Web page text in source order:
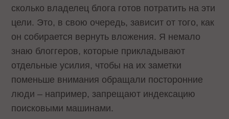
сколько владелец блога готов потратить на эти
цели. Это, в свою очередь, зависит от того, как
он собирается вернуть вложения. Я немало
знаю блоггеров, которые прикладывают
отдельные усилия, чтобы на их заметки
поменьше внимания обращали посторонние
люди – например, запрещают индексацию
поисковыми машинами.